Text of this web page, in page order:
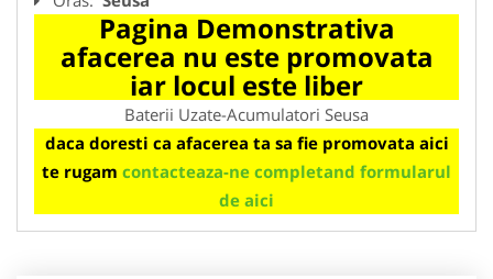
Pagina Demonstrativa
afacerea nu este promovata
iar locul este liber
Baterii Uzate-Acumulatori Seusa
daca doresti ca afacerea ta sa fie promovata aici
te rugam contacteaza-ne completand formularul
de aici